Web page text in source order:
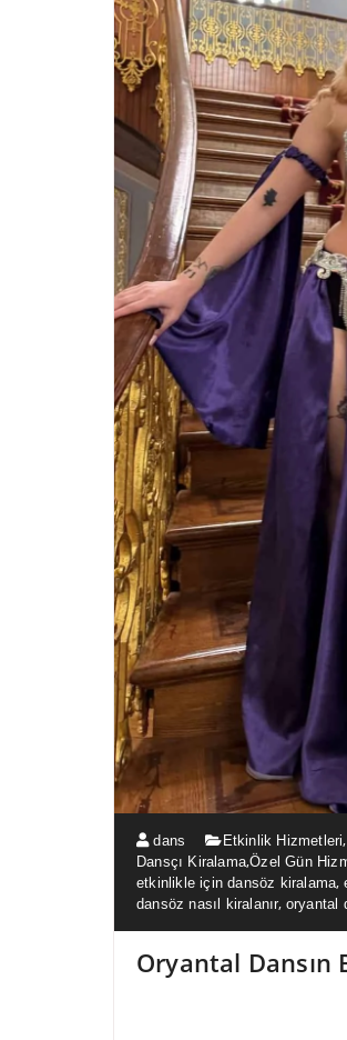
dans Etkinlik Hizmetleri,
Dansçı Kiralama,Özel Gün
etkinlikle için dansöz kiralama,
dansöz nasıl kiralanır, oryantal
Oryantal Dansın